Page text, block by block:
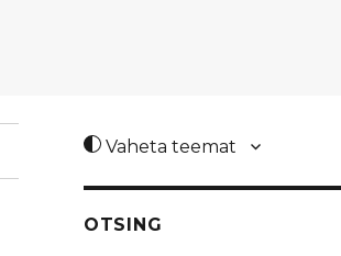
Vaheta teemat
OTSING